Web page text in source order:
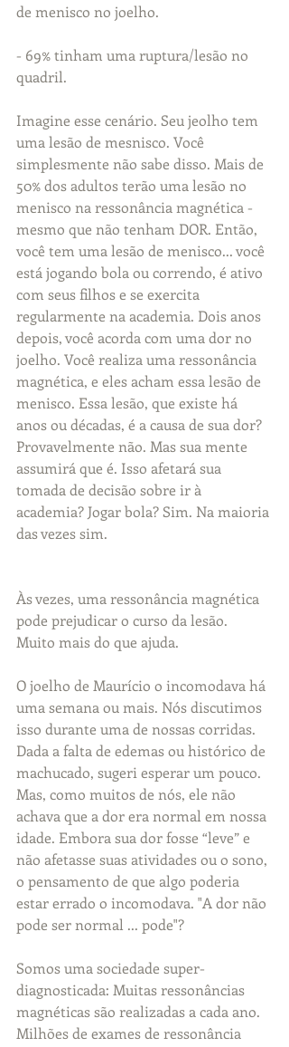
de menisco no joelho.
- 69% tinham uma ruptura/lesão no
quadril.
Imagine esse cenário. Seu jeolho tem
uma lesão de mesnisco. Você
simplesmente não sabe disso. Mais de
50% dos adultos terão uma lesão no
menisco na ressonância magnética -
mesmo que não tenham DOR. Então,
você tem uma lesão de menisco... você
está jogando bola ou correndo, é ativo
com seus filhos e se exercita
regularmente na academia. Dois anos
depois, você acorda com uma dor no
joelho. Você realiza uma ressonância
magnética, e eles acham essa lesão de
menisco. Essa lesão, que existe há
anos ou décadas, é a causa de sua dor?
Provavelmente não. Mas sua mente
assumirá que é. Isso afetará sua
tomada de decisão sobre ir à
academia? Jogar bola? Sim. Na maioria
das vezes sim.
Às vezes, uma ressonância magnética
pode prejudicar o curso da lesão.
Muito mais do que ajuda.
O joelho de Maurício o incomodava há
uma semana ou mais. Nós discutimos
isso durante uma de nossas corridas.
Dada a falta de edemas ou histórico de
machucado, sugeri esperar um pouco.
Mas, como muitos de nós, ele não
achava que a dor era normal em nossa
idade. Embora sua dor fosse “leve” e
não afetasse suas atividades ou o sono,
o pensamento de que algo poderia
estar errado o incomodava. "A dor não
pode ser normal ... pode"?
Somos uma sociedade super-
diagnosticada: Muitas ressonâncias
magnéticas são realizadas a cada ano.
Milhões de exames de ressonância